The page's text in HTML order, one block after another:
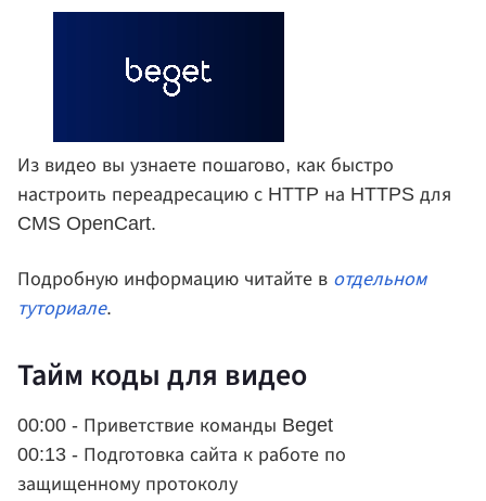
Из видео вы узнаете пошагово, как быстро
настроить переадресацию с HTTP на HTTPS для
CMS OpenCart.
Подробную информацию читайте в отдельном
туториале.
Тайм коды для видео
00:00 - Приветствие команды Beget
00:13 - Подготовка сайта к работе по
защищенному протоколу